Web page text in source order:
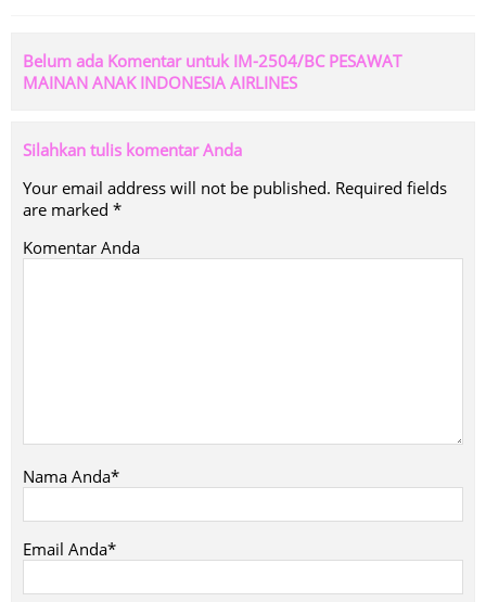
Belum ada Komentar untuk IM-2504/BC PESAWAT
MAINAN ANAK INDONESIA AIRLINES
Silahkan tulis komentar Anda
Your email address will not be published. Required fields
are marked *
Komentar Anda
Nama Anda*
Email Anda*